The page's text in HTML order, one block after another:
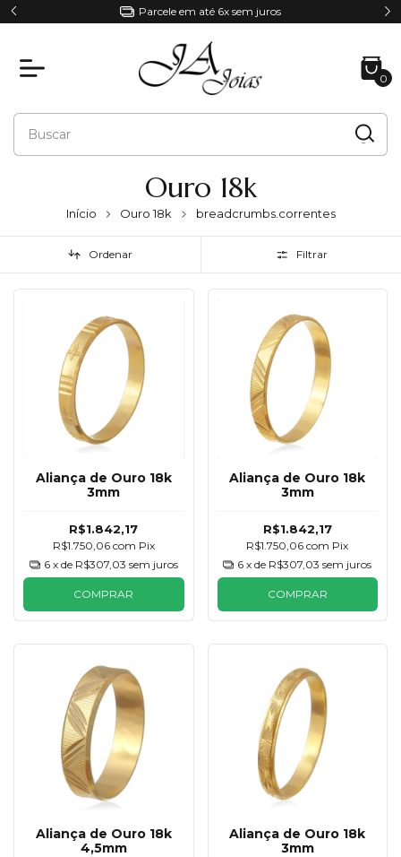
Parcele em até 6x sem juros
0
Ouro 18k
Início Ouro 18k breadcrumbs.correntes
Ordenar Filtrar
Aliança de Ouro 18k
3mm
R$1.842,17
R$1.750,06 com Pix
6 x de R$307,03 sem juros
COMPRAR
Aliança de Ouro 18k
3mm
R$1.842,17
R$1.750,06com Pix
6 x de R$307,03 sem juros
COMPRAR
Aliança de Ouro 18k
4,5mm
Aliança de Ouro 18k
3mm